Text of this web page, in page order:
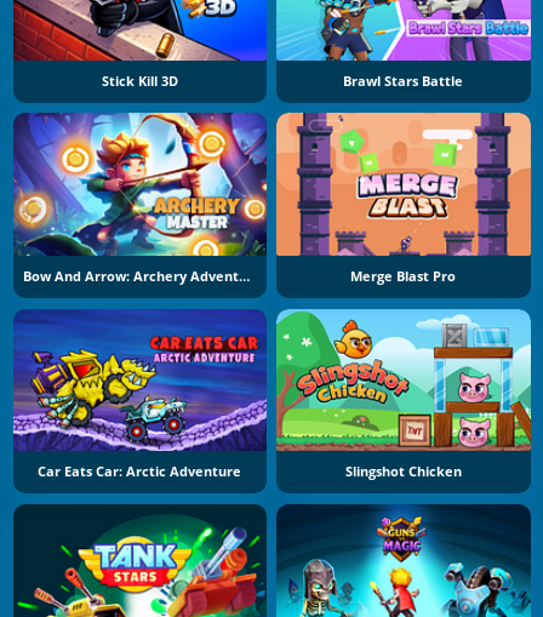
Stick Kill 3D Brawl Stars Battle
Bow And Arrow: Archery Adventure Merge Blast Pro
Car Eats Car: Arctic Adventure Slingshot Chicken